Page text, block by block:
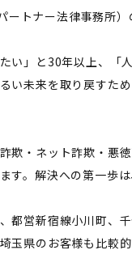
トナー法律事務所）
い」と30年以上、
い未来を取り戻すた
欺・ネット詐欺・悪
す。解決への第一歩
都営新宿線小川町、
玉県のお客様も比較